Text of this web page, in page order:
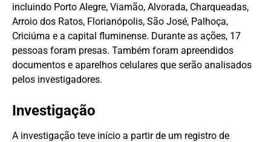
incluindo Porto Alegre, Viamão, Alvorada, Charqueadas,
Arroio dos Ratos, Florianópolis, São José, Palhoça,
Criciúma e a capital fluminense. Durante as ações, 17
pessoas foram presas. Também foram apreendidos
documentos e aparelhos celulares que serão analisados
pelos investigadores.
Investigação
A investigação teve início a partir de um registro de